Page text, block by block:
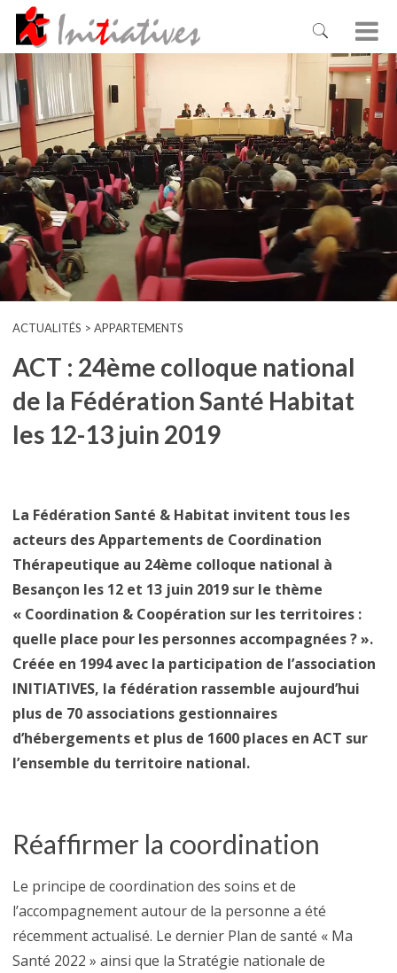
ACTUALITÉS > APPARTEMENTS
ACT : 24ème colloque national
de la Fédération Santé Habitat
les 12-13 juin 2019
La Fédération Santé & Habitat invitent tous les
acteurs des Appartements de Coordination
Thérapeutique au 24ème colloque national à
Besançon les 12 et 13 juin 2019 sur le thème
« Coordination & Coopération sur les territoires :
quelle place pour les personnes accompagnées ? ».
Créée en 1994 avec la participation de l’association
INITIATIVES, la fédération rassemble aujourd’hui
plus de 70 associations gestionnaires
d’hébergements et plus de 1600 places en ACT sur
l’ensemble du territoire national.
Réaffirmer la coordination
Le principe de coordination des soins et de
l’accompagnement autour de la personne a été
récemment actualisé. Le dernier Plan de santé « Ma
Santé 2022 » ainsi que la Stratégie nationale de